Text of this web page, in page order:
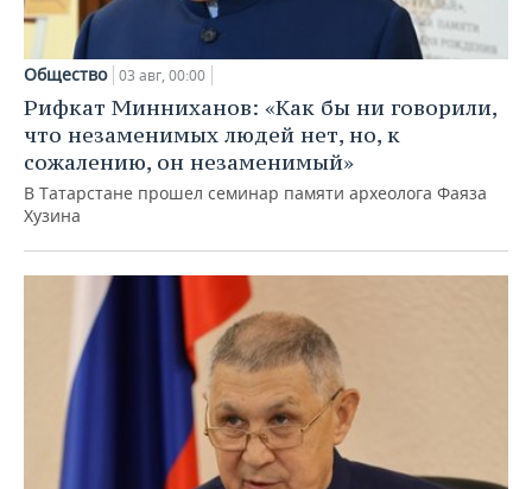
Общество 03 авг, 00:00
Рифкат Минниханов: «Как бы ни говорили,
что незаменимых людей нет, но, к
сожалению, он незаменимый»
В Татарстане прошел семинар памяти археолога Фаяза
Хузина